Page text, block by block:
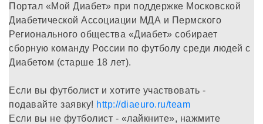
Портал «Мой Диабет» при поддержке Московской
Диабетической Ассоциации МДА и Пермского
Регионального общества «Диабет» собирает
сборную команду России по футболу среди людей с
Диабетом (старше 18 лет).
Если вы футболист и хотите участвовать -
подавайте заявку! http://diaeuro.ru/team
Если вы не футболист - «лайкните», нажмите